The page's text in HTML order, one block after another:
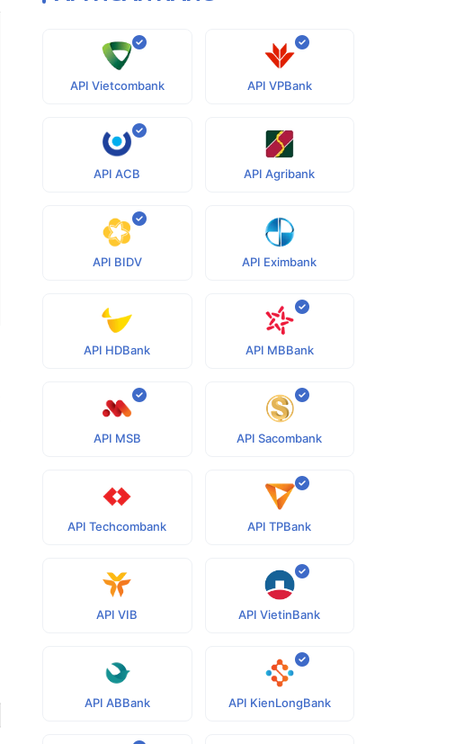
API Vietcombank API VPBank
API ACB API Agribank
API BIDV API Eximbank
API HDBank API MBBank
API MSB API Sacombank
API Techcombank API TPBank
API VIB API VietinBank
API ABBank API KienLongBank